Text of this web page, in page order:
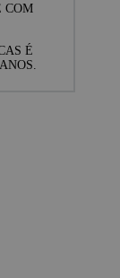
COM
É